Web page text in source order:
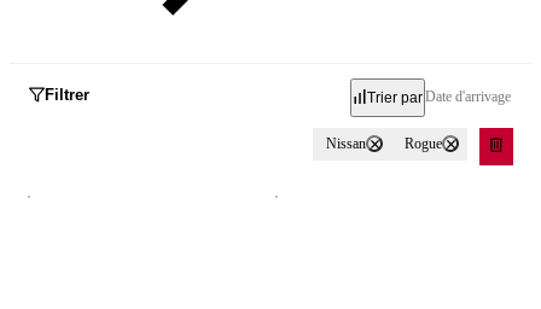
Filtrer Trier parDate d'arrivage
Nissan Rogue